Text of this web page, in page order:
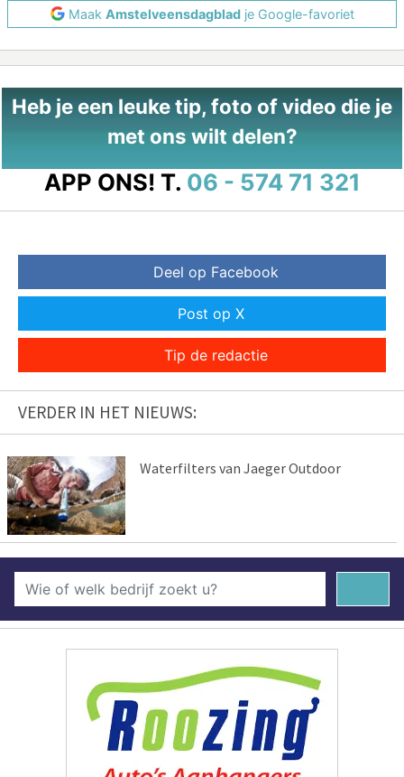
Maak Amstelveensdagbladje Google-favoriet
Heb je een leuke tip, foto of video die je
met ons wilt delen?
APP ONS! T. 06 - 574 71 321
Deel op Facebook
Post op X
Tip de redactie
VERDER IN HET NIEUWS:
Waterfilters van Jaeger Outdoor